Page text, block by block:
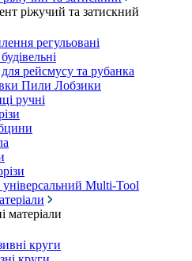
ріжучий та затискний
регульовані
рейсмусу та рубанка
Пили Лобзики
ручні
універсальний Multi-Tool
матеріали
круги